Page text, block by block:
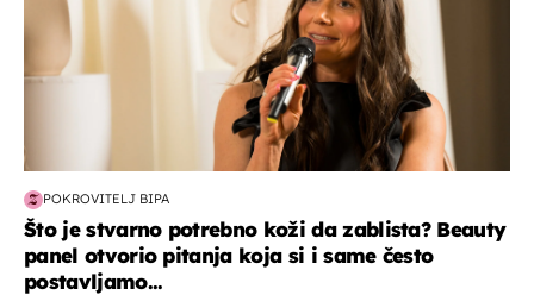
POKROVITELJ BIPA
Što je stvarno potrebno koži da zablista? Beauty
panel otvorio pitanja koja si i same često
postavljamo...